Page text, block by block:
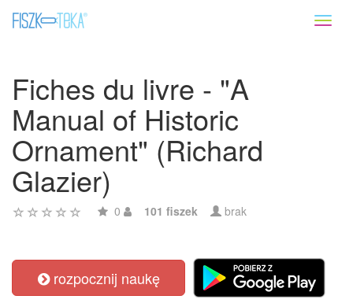
Fiches du livre - "A
Manual of Historic
Ornament" (Richard
Glazier)
0 101 fiszek brak
rozpocznij naukę